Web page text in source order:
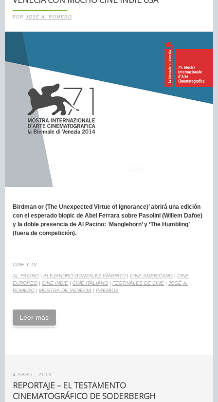
POR JOSÉ A. ROMERO
Birdman or (The Unexpected Virtue of Ignorance)’ abrirá una edición
con el esperado biopic de Abel Ferrara sobre Pasolini (Willem Dafoe)
y la doble presencia de Al Pacino: ‘ Manglehorn’ y ‘The Humbling’
(fuera de competición).
CINE Y TV
AL PACINO | ALEJANDRO GONZÁLEZ IÑÁRRITU | CINE AMERICANO | CINE
EUROPEO | CINE INDIE | CINE ITALIANO | FESTIVALES DE CINE | JOSÉ A.
ROMERO | MOSTRA DE VENECIA | PREMIOS
Leer más
4 ABRIL, 2013
REPORTAJE – EL TESTAMENTO
CINEMATOGRÁFICO DE SODERBERGH